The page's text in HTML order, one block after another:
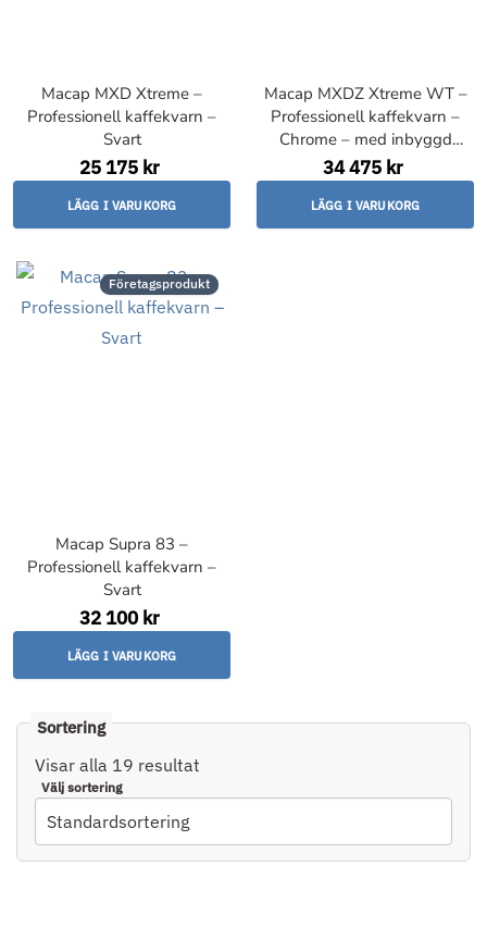
Macap MXD Xtreme –
Professionell kaffekvarn –
Svart
25 175 kr
LÄGG I VARUKORG
Macap MXDZ Xtreme WT –
Professionell kaffekvarn –
Chrome – med inbyggd
tamper
34 475 kr
LÄGG I VARUKORG
Företagsprodukt
Macap Supra 83 –
Professionell kaffekvarn –
Svart
32 100 kr
LÄGG I VARUKORG
Visar alla 19 resultat